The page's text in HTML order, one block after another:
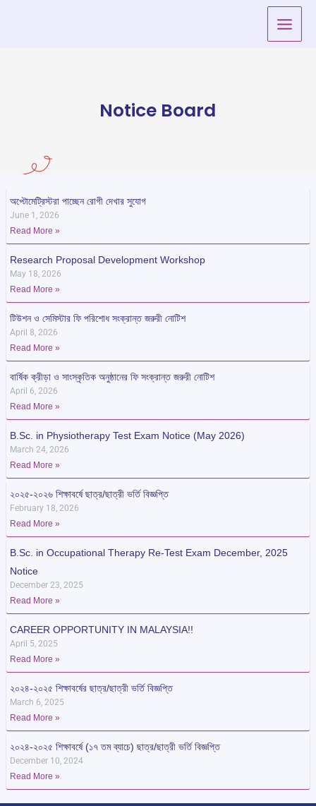
Notice Board
অপ্টোমেট্রিস্টরা পাচ্ছেন রোগী দেখার সুযোগ
June 1, 2026
Read More »
Research Proposal Development Workshop
May 18, 2026
Read More »
টিউশন ও সেমিস্টার ফি পরিশোধ সংক্রান্ত জরুরী নোটিশ
April 8, 2026
Read More »
বার্ষিক ক্রীড়া ও সাংস্কৃতিক অনুষ্ঠানের ফি সংক্রান্ত জরুরী নোটিশ
April 6, 2026
Read More »
B.Sc. in Physiotherapy Test Exam Notice (May 2026)
March 24, 2026
Read More »
২০২৫-২০২৬ শিক্ষাবর্ষে ছাত্র/ছাত্রী ভর্তি বিজ্ঞপ্তি
February 18, 2026
Read More »
B.Sc. in Occupational Therapy Re-Test Exam December, 2025
Notice
December 23, 2025
Read More »
CAREER OPPORTUNITY IN MALAYSIA!!
April 5, 2025
Read More »
২০২৪-২০২৫ শিক্ষাবর্ষের ছাত্র/ছাত্রী ভর্তি বিজ্ঞপ্তি
March 6, 2025
Read More »
২০২৪-২০২৫ শিক্ষাবর্ষে (১৭ তম ব্যাচে) ছাত্র/ছাত্রী ভর্তি বিজ্ঞপ্তি
December 10, 2024
Read More »